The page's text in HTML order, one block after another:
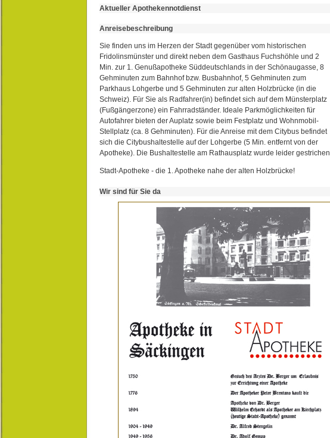
Aktueller Apothekennotdienst
Anreisebeschreibung
Sie finden uns im Herzen der Stadt gegenüber vom historischen
Fridolinsmünster und direkt neben dem Gasthaus Fuchshöhle und 2
Min. zur 1. Genußapotheke Süddeutschlands in der Schönaugasse, 8
Gehminuten zum Bahnhof bzw. Busbahnhof, 5 Gehminuten zum
Parkhaus Lohgerbe und 5 Gehminuten zur alten Holzbrücke (in die
Schweiz). Für Sie als Radfahrer(in) befindet sich auf dem Münsterplatz
(Fußgängerzone) ein Fahrradständer. Ideale Parkmöglichkeiten für
Autofahrer bieten der Auplatz sowie beim Festplatz und Wohnmobil-
Stellplatz (ca. 8 Gehminuten). Für die Anreise mit dem Citybus befindet
sich die Citybushaltestelle auf der Lohgerbe (5 Min. entfernt von der
Apotheke). Die Bushaltestelle am Rathausplatz wurde leider gestrichen.
Stadt-Apotheke - die 1. Apotheke nahe der alten Holzbrücke!
Wir sind für Sie da